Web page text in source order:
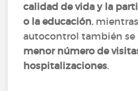
calidad de vida y la
o la educación,
autocontrol también se
menor número de
hospitalizaciones.